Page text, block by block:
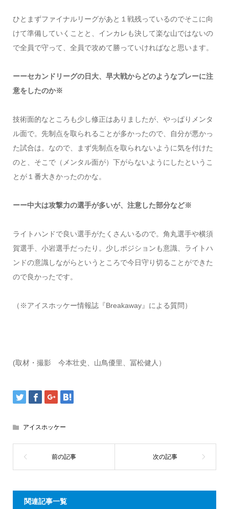
ひとまずファイナルリーグがあと１戦残っているのでそこに向
けて準備していくことと、インカレも決して楽な山ではないの
で全員で守って、全員で攻めて勝っていければなと思います。
ーーセカンドリーグの日大、早大戦からどのようなプレーに注
意をしたのか※
技術面的なところも少し修正はありましたが、やっぱりメンタ
ル面で。先制点を取られることが多かったので、自分が悪かっ
た試合は。なので、まず先制点を取られないように気を付けた
のと、そこで（メンタル面が）下がらないようにしたというこ
とが１番大きかったのかな。
ーー中大は攻撃力の選手が多いが、注意した部分など※
ライトハンドで良い選手がたくさんいるので。角丸選手や横須
賀選手、小岩選手だったり。少しポジションも意識、ライトハ
ンドの意識しながらというところで今日守り切ることができた
ので良かったです。
（※アイスホッケー情報誌『Breakaway』による質問）
(取材・撮影 今本壮史、山鳥優里、冨松健人）
アイスホッケー
関連記事一覧